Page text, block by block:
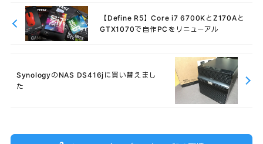
【Define R5】Core i7 6700KとZ170Aと
GTX1070で自作PCをリニューアル
SynologyのNAS DS416jに買い替えまし
た